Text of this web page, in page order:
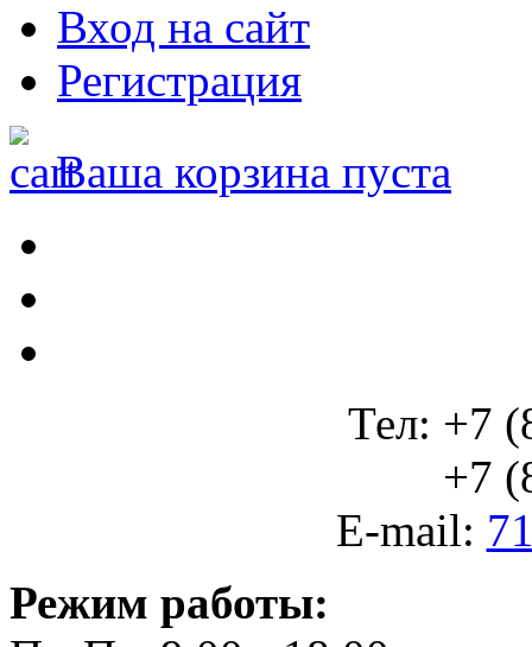
Вход на сайт
Регистрация
Ваша корзина пуста
Тел: +7
+7
E-mail:
Режим работы: